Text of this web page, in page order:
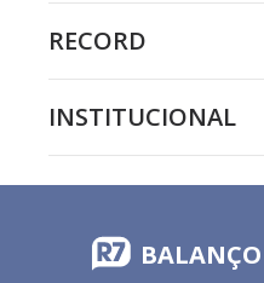
RECORD
INSTITUCIONAL